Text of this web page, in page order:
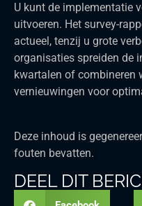
U kunt de implementatie
uitvoeren. Het survey-
actueel, tenzij u grote
organisaties spreiden de
kwartalen of combineren
vernieuwingen voor
Deze inhoud is
fouten bevatten.
DEEL DIT